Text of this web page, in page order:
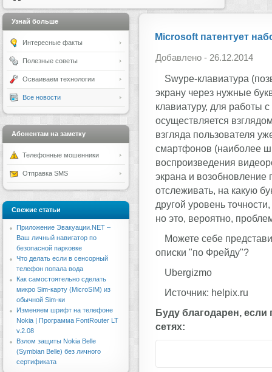
Microsoft патентует
Добавлено - 26.12.2014
Swype-клавиатура
экрану через нужные
клавиатуру, для работы
осуществляется
взгляда пользователя
смартфонов (наиболее
воспроизведения
экрана и
отслеживать, на какую
другой уровень
но это, вероятно,
Можете себе
описки "по Фрейду"?
Ubergizmo
Источник: helpix.ru
Буду благодарен, если
сетях:
Узнай больше
Интересные факты
Полезные советы
Осваиваем технологии
Все новости
Абонентам на заметку
Телефонные мошенники
Отправка SMS
Свежие статьи
Приложение Эвакуации.NET –
Ваш личный навигатор по
безопасной парковке
Что делать если в сенсорный
телефон попала вода
Как самостоятельно сделать
микро Sim-карту (MicroSIM) из
обычной Sim-ки
Изменяем шрифт на телефоне
Nokia | Программа FontRouter LT
v.2.08
Взлом защиты Nokia Belle
(Symbian Belle) без личного
сертификата